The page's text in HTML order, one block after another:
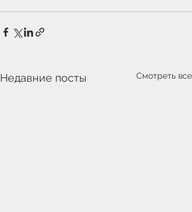
Недавние посты Смотреть все